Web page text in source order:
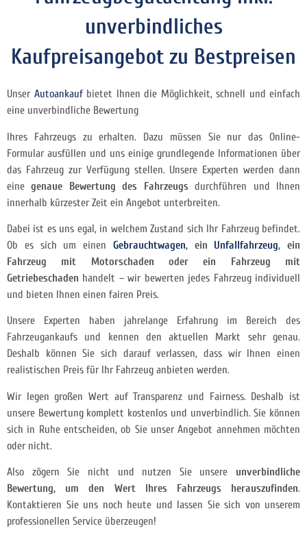
unverbindliches
Kaufpreisangebot zu Bestpreisen
Unser Autoankaufbietet Ihnen die Möglichkeit, schnell und einfach
eine unverbindliche Bewertung
Ihres Fahrzeugs zu erhalten. Dazu müssen Sie nur das Online-
Formular ausfüllen und uns einige grundlegende Informationen über
das Fahrzeug zur Verfügung stellen. Unsere Experten werden dann
einegenaue Bewertung des Fahrzeugs durchführen und Ihnen
innerhalb kürzester Zeit ein Angebot unterbreiten.
Dabei ist es uns egal, in welchem Zustand sich Ihr Fahrzeug befindet.
Ob es sich um einen Gebrauchtwagen, ein Unfallfahrzeug, ein
Fahrzeug mit Motorschaden oder ein Fahrzeug mit
Getriebeschaden handelt – wir bewerten jedes Fahrzeug individuell
und bieten Ihnen einen fairen Preis.
Unsere Experten haben jahrelange Erfahrung im Bereich des
Fahrzeugankaufs und kennen den aktuellen Markt sehr genau.
Deshalb können Sie sich darauf verlassen, dass wir Ihnen einen
realistischen Preis für Ihr Fahrzeug anbieten werden.
Wir legen großen Wert auf Transparenz und Fairness. Deshalb ist
unsere Bewertung komplett kostenlos und unverbindlich. Sie können
sich in Ruhe entscheiden, ob Sie unser Angebot annehmen möchten
oder nicht.
Also zögern Sie nicht und nutzen Sie unsere unverbindliche
Bewertung, um den Wert Ihres Fahrzeugs herauszufinden.
Kontaktieren Sie uns noch heute und lassen Sie sich von unserem
professionellen Service überzeugen!